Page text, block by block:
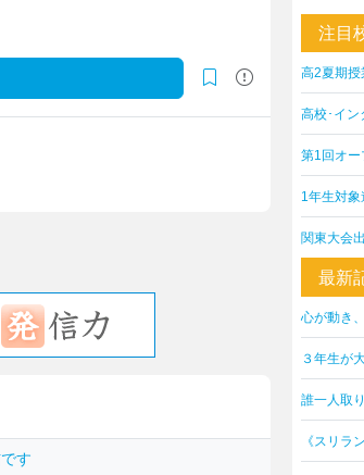
す
注目
高2夏期授
高校･イン
第1回オー
1年生対象
関東大会
最新
心が動き
３年生が
誰一人取
《スリラ